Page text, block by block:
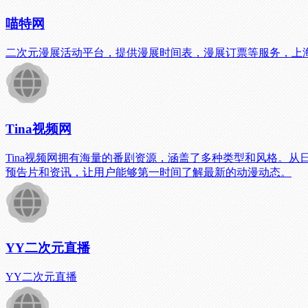
喵特网
二次元漫展活动平台，提供漫展时间表，漫展订票等服务，
Tina视频网
Tina视频网拥有海量的番剧资源，涵盖了多种类型和风格。
预告片和资讯，让用户能够第一时间了解最新的动漫动态。
YY二次元直播
YY二次元直播